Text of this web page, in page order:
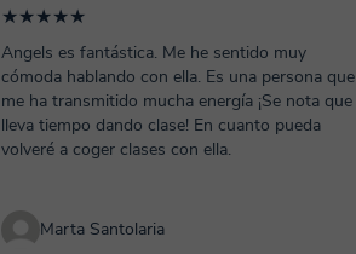
★★★★★
Angels es fantástica. Me he sentido muy
cómoda hablando con ella. Es una persona que
me ha transmitido mucha energía ¡Se nota que
lleva tiempo dando clase! En cuanto pueda
volveré a coger clases con ella.
Marta Santolaria